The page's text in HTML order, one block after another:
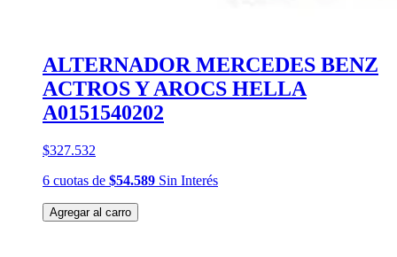
ALTERNADOR MERCEDES BENZ
ACTROS Y AROCS HELLA
A0151540202
$327.532
6 cuotas de $54.589 Sin Interés
Agregar al carro